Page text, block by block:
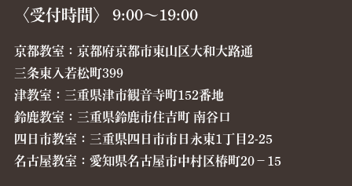
〈受付時間〉 9:00〜19:00
京都教室：京都府京都市東山区大和大路通
三条東入若松町399
津教室：三重県津市観音寺町152番地
鈴鹿教室：三重県鈴鹿市住吉町 南谷口
四日市教室：三重県四日市市日永東1丁目2-25
名古屋教室：愛知県名古屋市中村区椿町20−15